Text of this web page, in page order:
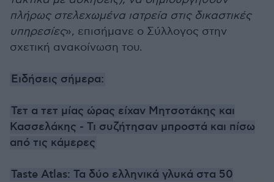
πλήρως στελεχωμένα ιατρεία στις δικαστικές
υπηρεσίες», επισήμανε ο Σύλλογος στην
σχετική ανακοίνωση του.
Ειδήσεις σήμερα:
Τετ α τετ μίας ώρας είχαν Μητσοτάκης και
Κασσελάκης - Τι συζήτησαν μπροστά και πίσω
από τις κάμερες
Taste Atlas: Τα δύο ελληνικά γλυκά στα 50